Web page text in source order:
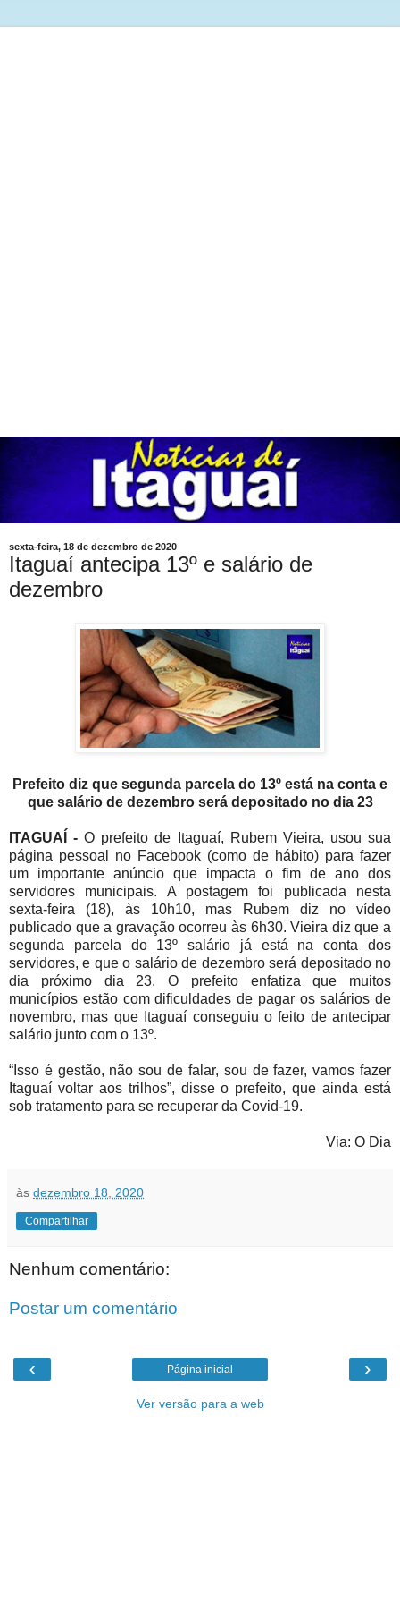
sexta-feira, 18 de dezembro de 2020
Itaguaí antecipa 13º e salário de
dezembro
Prefeito diz que segunda parcela do 13º está na conta e
que salário de dezembro será depositado no dia 23
ITAGUAÍ -O prefeito de Itaguaí, Rubem Vieira, usou sua
página pessoal no Facebook (como de hábito) para fazer
um importante anúncio que impacta o fim de ano dos
servidores municipais. A postagem foi publicada nesta
sexta-feira (18), às 10h10, mas Rubem diz no vídeo
publicado que a gravação ocorreu às 6h30. Vieira diz que a
segunda parcela do 13º salário já está na conta dos
servidores, e que o salário de dezembro será depositado no
dia próximo dia 23. O prefeito enfatiza que muitos
municípios estão com dificuldades de pagar os salários de
novembro, mas que Itaguaí conseguiu o feito de antecipar
salário junto com o 13º.
“Isso é gestão, não sou de falar, sou de fazer, vamos fazer
Itaguaí voltar aos trilhos”, disse o prefeito, que ainda está
sob tratamento para se recuperar da Covid-19.
Via: O Dia
às dezembro 18, 2020
Compartilhar
Nenhum comentário:
Postar um comentário
‹ ›
Página inicial
Ver versão para a web